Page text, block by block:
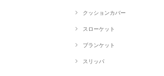
クッションカバー
スローケット
ブランケット
スリッパ